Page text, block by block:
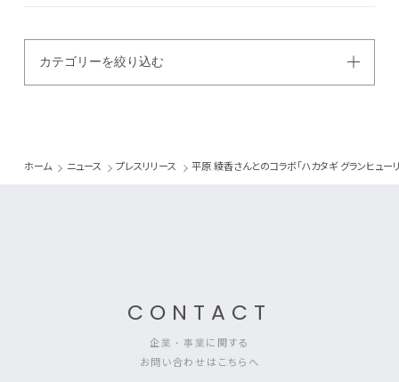
カテゴリーを絞り込む
ホーム ニュース プレスリリース 平原 綾香さんとのコラボ「ハカタギ グランヒュ
CONTACT
企業・事業に関する
お問い合わせはこちらへ